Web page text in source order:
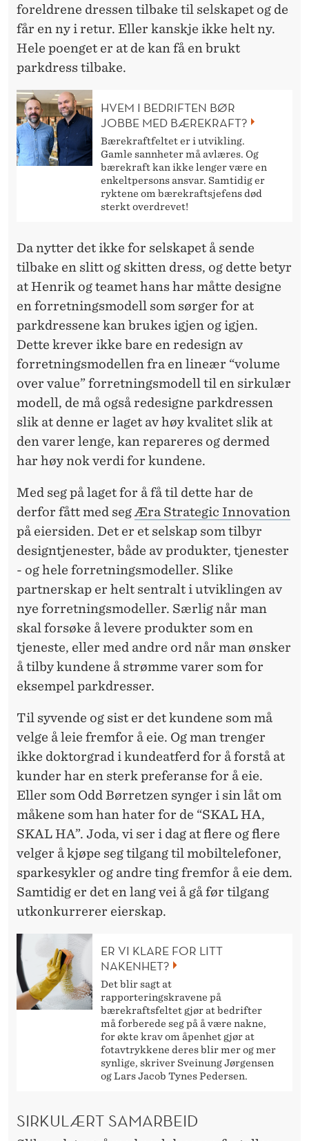
foreldrene dressen tilbake til selskapet og de
får en ny i retur. Eller kanskje ikke helt ny.
Hele poenget er at de kan få en brukt
parkdress tilbake.
HVEM I BEDRIFTEN BØR
JOBBE MED BÆREKRAFT?
Bærekraftfeltet er i utvikling.
Gamle sannheter må avlæres. Og
bærekraft kan ikke lenger være en
enkeltpersons ansvar. Samtidig er
ryktene om bærekraftsjefens død
sterkt overdrevet!
Da nytter det ikke for selskapet å sende
tilbake en slitt og skitten dress, og dette betyr
at Henrik og teamet hans har måtte designe
en forretningsmodell som sørger for at
parkdressene kan brukes igjen og igjen.
Dette krever ikke bare en redesign av
forretningsmodellen fra en lineær “volume
over value” forretningsmodell til en sirkulær
modell, de må også redesigne parkdressen
slik at denne er laget av høy kvalitet slik at
den varer lenge, kan repareres og dermed
har høy nok verdi for kundene.
Med seg på laget for å få til dette har de
derfor fått med seg Æra Strategic Innovation
på eiersiden. Det er et selskap som tilbyr
designtjenester, både av produkter, tjenester
- og hele forretningsmodeller. Slike
partnerskap er helt sentralt i utviklingen av
nye forretningsmodeller. Særlig når man
skal forsøke å levere produkter som en
tjeneste, eller med andre ord når man ønsker
å tilby kundene å strømme varer som for
eksempel parkdresser.
Til syvende og sist er det kundene som må
velge å leie fremfor å eie. Og man trenger
ikke doktorgrad i kundeatferd for å forstå at
kunder har en sterk preferanse for å eie.
Eller som Odd Børretzen synger i sin låt om
måkene som han hater for de “SKAL HA,
SKAL HA”. Joda, vi ser i dag at flere og flere
velger å kjøpe seg tilgang til mobiltelefoner,
sparkesykler og andre ting fremfor å eie dem.
Samtidig er det en lang vei å gå før tilgang
utkonkurrerer eierskap.
ER VI KLARE FOR LITT
NAKENHET?
Det blir sagt at
rapporteringskravene på
bærekraftsfeltet gjør at bedrifter
må forberede seg på å være nakne,
for økte krav om åpenhet gjør at
fotavtrykkene deres blir mer og mer
synlige, skriver Sveinung Jørgensen
og Lars Jacob Tynes Pedersen.
SIRKULÆRT SAMARBEID